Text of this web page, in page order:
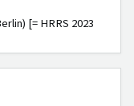
[= HRRS 2023